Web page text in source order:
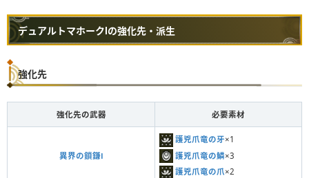
デュアルトマホークⅠの強化先・派生
強化先
強化先の武器 必要素材
異界の鎖鎌Ⅰ
護兇爪竜の牙×1
護兇爪竜の鱗×3
護兇爪竜の爪×2